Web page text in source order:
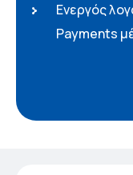
Ενεργός
Payments